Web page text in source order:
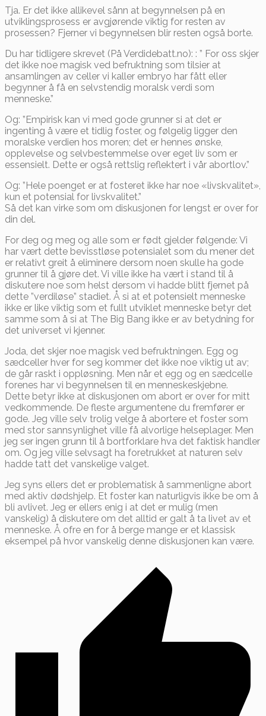
Tja. Er det ikke allikevel sånn at begynnelsen på en
utviklingsprosess er avgjørende viktig for resten av
prosessen? Fjerner vi begynnelsen blir resten også borte.
Du har tidligere skrevet (På Verdidebatt.no): : ” For oss skjer
det ikke noe magisk ved befruktning som tilsier at
ansamlingen av celler vi kaller embryo har fått eller
begynner å få en selvstendig moralsk verdi som
menneske.”
Og: ”Empirisk kan vi med gode grunner si at det er
ingenting å være et tidlig foster, og følgelig ligger den
moralske verdien hos moren; det er hennes ønske,
opplevelse og selvbestemmelse over eget liv som er
essensielt. Dette er også rettslig reflektert i vår abortlov.”
Og: ”Hele poenget er at fosteret ikke har noe «livskvalitet»,
kun et potensial for livskvalitet.”
Så det kan virke som om diskusjonen for lengst er over for
din del.
For deg og meg og alle som er født gjelder følgende: Vi
har vært dette bevisstløse potensialet som du mener det
er relativt greit å eliminere dersom noen skulle ha gode
grunner til å gjøre det. Vi ville ikke ha vært i stand til å
diskutere noe som helst dersom vi hadde blitt fjernet på
dette ”verdiløse” stadiet. Å si at et potensielt menneske
ikke er like viktig som et fullt utviklet menneske betyr det
samme som å si at The Big Bang ikke er av betydning for
det universet vi kjenner.
Joda, det skjer noe magisk ved befruktningen. Egg og
sædceller hver for seg kommer det ikke noe viktig ut av;
de går raskt i oppløsning. Men når et egg og en sædcelle
forenes har vi begynnelsen til en menneskeskjebne.
Dette betyr ikke at diskusjonen om abort er over for mitt
vedkommende. De fleste argumentene du fremfører er
gode. Jeg ville selv trolig velge å abortere et foster som
med stor sannsynlighet ville få alvorlige helseplager. Men
jeg ser ingen grunn til å bortforklare hva det faktisk handler
om. Og jeg ville selvsagt ha foretrukket at naturen selv
hadde tatt det vanskelige valget.
Jeg syns ellers det er problematisk å sammenligne abort
med aktiv dødshjelp. Et foster kan naturligvis ikke be om å
bli avlivet. Jeg er ellers enig i at det er mulig (men
vanskelig) å diskutere om det alltid er galt å ta livet av et
menneske. Å ofre en for å berge mange er et klassisk
eksempel på hvor vanskelig denne diskusjonen kan være.